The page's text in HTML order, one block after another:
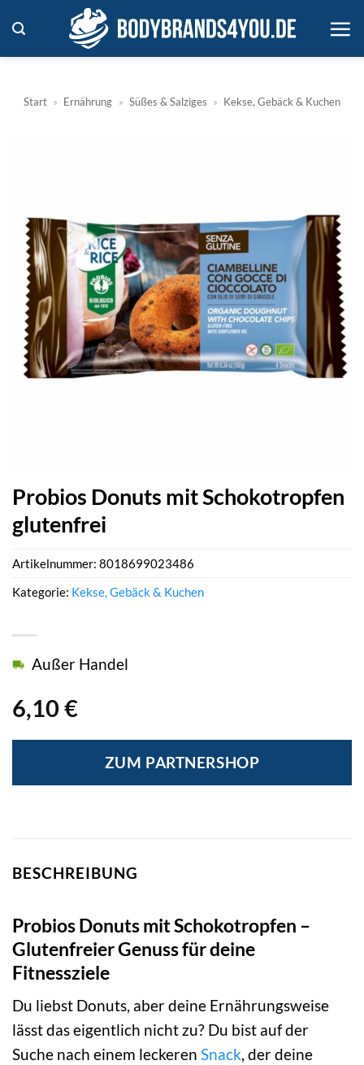
Inhalt
springen
Start » Ernährung » Süßes & Salziges » Kekse, Gebäck & Kuchen
Probios Donuts mit Schokotropfen
glutenfrei
6,10 €
Außer Handel
ZUM PARTNERSHOP
Artikelnummer: 8018699023486
Kategorie: Kekse, Gebäck & Kuchen
BESCHREIBUNG
Probios Donuts mit Schokotropfen –
Glutenfreier Genuss für deine
Fitnessziele
Du liebst Donuts, aber deine Ernährungsweise
lässt das eigentlich nicht zu? Du bist auf der
Suche nach einem leckeren Snack, der deine